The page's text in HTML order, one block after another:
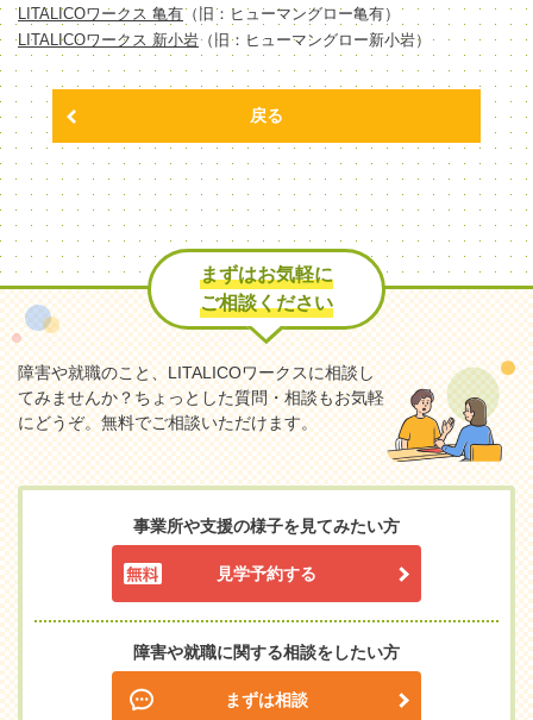
LITALICOワークス 亀有（旧：ヒューマングロー亀有）
LITALICOワークス 新小岩（旧：ヒューマングロー新小岩）
戻る
まずはお気軽に
ご相談ください
障害や就職のこと、LITALICOワークスに相談し
てみませんか？ちょっとした質問・相談もお気軽
にどうぞ。無料でご相談いただけます。
事業所や支援の様子を見てみたい方
見学予約する
障害や就職に関する相談をしたい方
まずは相談